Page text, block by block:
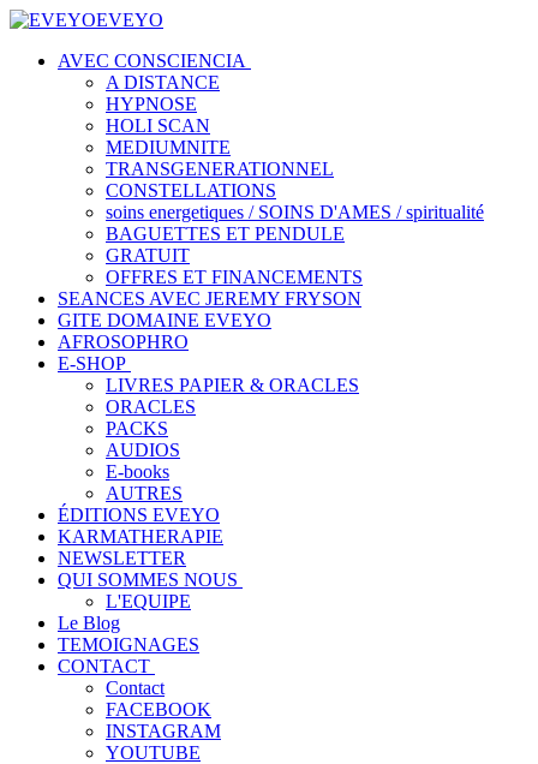
EVEYO
AVEC CONSCIENCIA
A DISTANCE
HYPNOSE
HOLI SCAN
MEDIUMNITE
TRANSGENERATIONNEL
CONSTELLATIONS
soins energetiques / SOINS D'AMES / spiritualité
BAGUETTES ET PENDULE
GRATUIT
OFFRES ET FINANCEMENTS
SEANCES AVEC JEREMY FRYSON
GITE DOMAINE EVEYO
AFROSOPHRO
E-SHOP
LIVRES PAPIER & ORACLES
ORACLES
PACKS
AUDIOS
E-books
AUTRES
ÉDITIONS EVEYO
KARMATHERAPIE
NEWSLETTER
QUI SOMMES NOUS
L'EQUIPE
Le Blog
TEMOIGNAGES
CONTACT
Contact
FACEBOOK
INSTAGRAM
YOUTUBE